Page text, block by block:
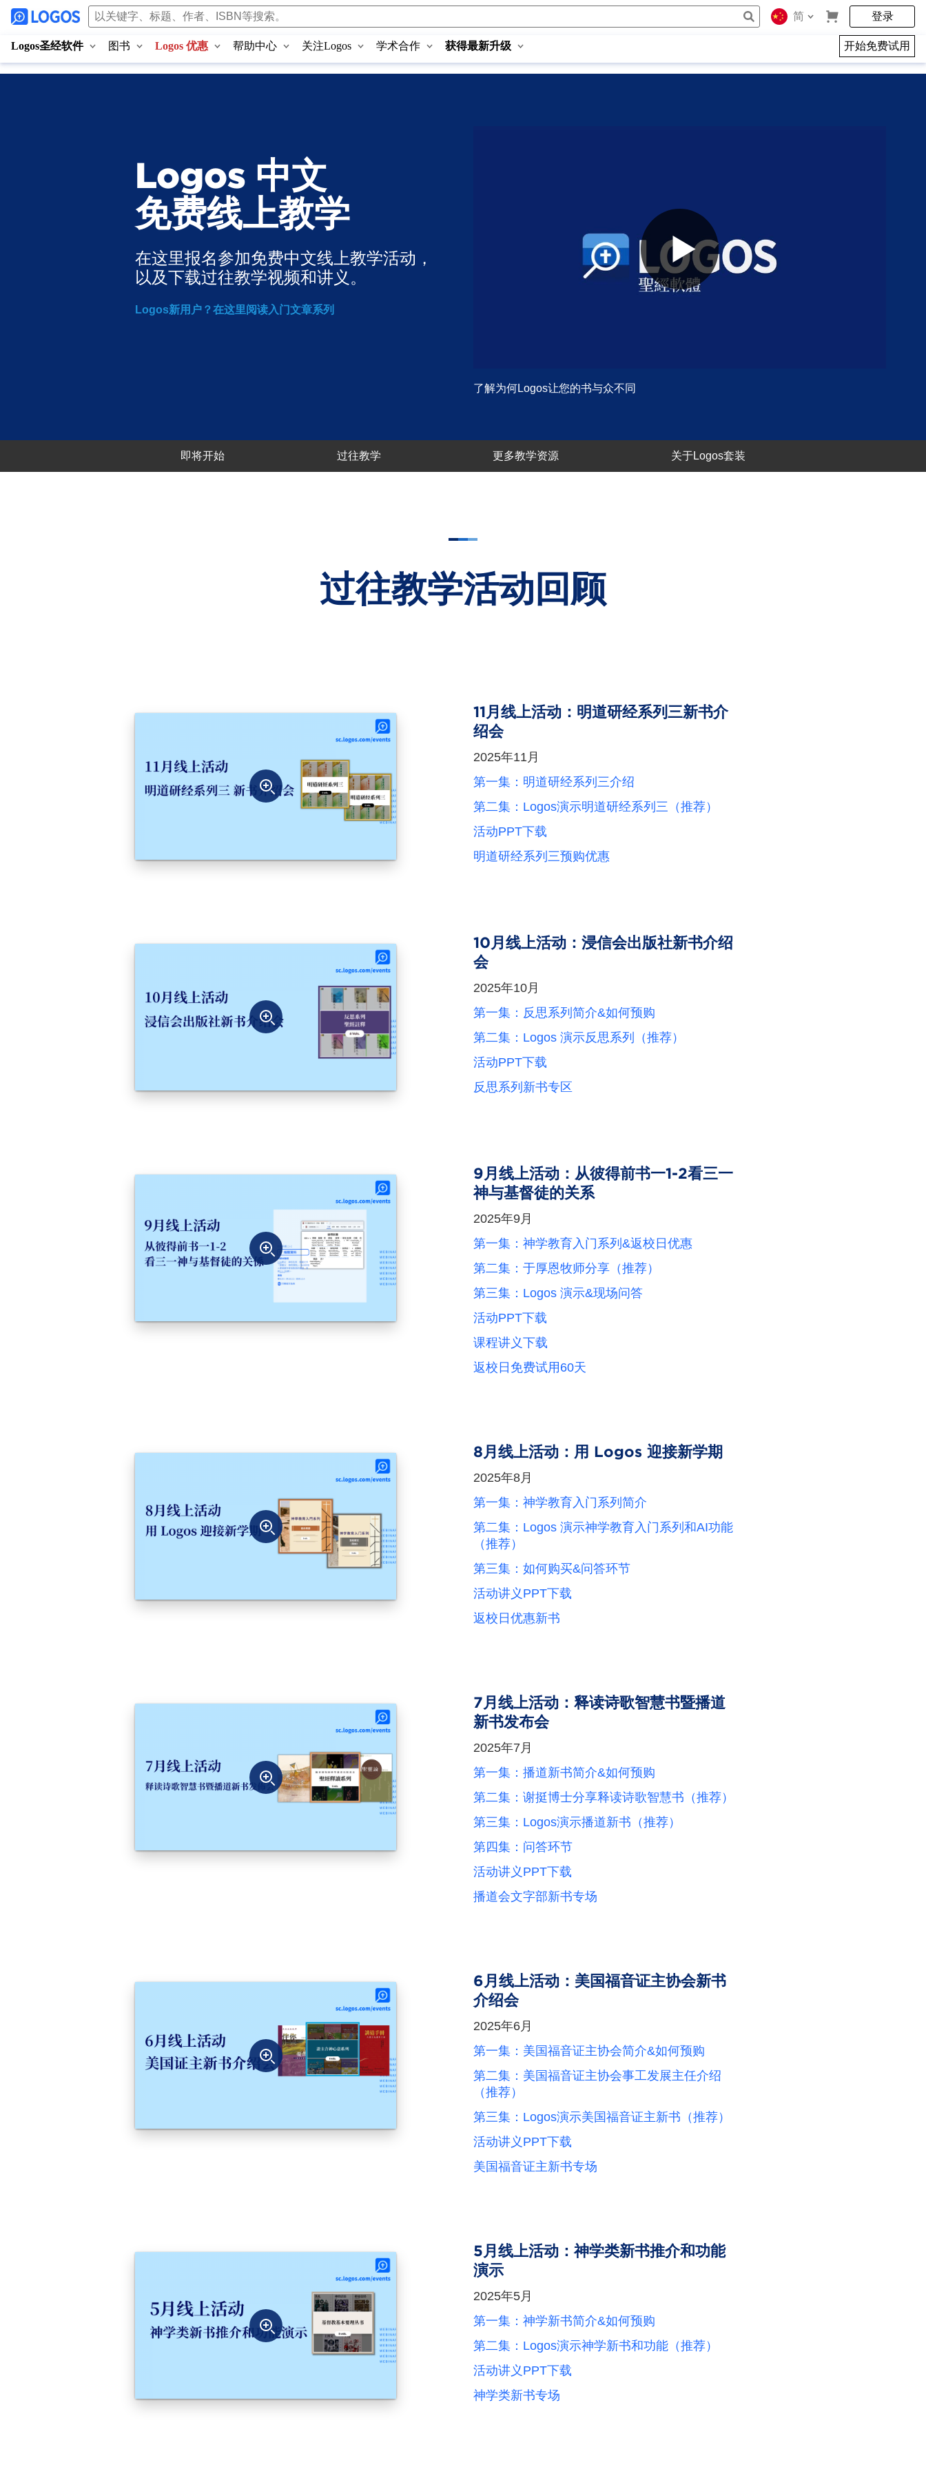
简 登录
Logos圣经软件 图书 Logos 优惠 帮助中心 关注Logos 学术合作 获得最新升级 开始免费试用
Logos 中文
免费线上教学
在这里报名参加免费中文线上教学活动，
以及下载过往教学视频和讲义。
Logos新用户？在这里阅读入门文章系列
了解为何Logos让您的书与众不同
即将开始 过往教学 更多教学资源 关于Logos套装
过往教学活动回顾
11月线上活动：明道研经系列三新书介
绍会
2025年11月
第一集：明道研经系列三介绍
第二集：Logos演示明道研经系列三（推荐）
活动PPT下载
明道研经系列三预购优惠
10月线上活动：浸信会出版社新书介绍
会
2025年10月
第一集：反思系列简介&如何预购
第二集：Logos 演示反思系列（推荐）
活动PPT下载
反思系列新书专区
9月线上活动：从彼得前书一1-2看三一
神与基督徒的关系
2025年9月
第一集：神学教育入门系列&返校日优惠
第二集：于厚恩牧师分享（推荐）
第三集：Logos 演示&现场问答
活动PPT下载
课程讲义下载
返校日免费试用60天
8月线上活动：用 Logos 迎接新学期
2025年8月
第一集：神学教育入门系列简介
第二集：Logos 演示神学教育入门系列和AI功能
（推荐）
第三集：如何购买&问答环节
活动讲义PPT下载
返校日优惠新书
7月线上活动：释读诗歌智慧书暨播道
新书发布会
2025年7月
第一集：播道新书简介&如何预购
第二集：谢挺博士分享释读诗歌智慧书（推荐）
第三集：Logos演示播道新书（推荐）
第四集：问答环节
活动讲义PPT下载
播道会文字部新书专场
6月线上活动：美国福音证主协会新书
介绍会
2025年6月
第一集：美国福音证主协会简介&如何预购
第二集：美国福音证主协会事工发展主任介绍
（推荐）
第三集：Logos演示美国福音证主新书（推荐）
活动讲义PPT下载
美国福音证主新书专场
5月线上活动：神学类新书推介和功能
演示
2025年5月
第一集：神学新书简介&如何预购
第二集：Logos演示神学新书和功能（推荐）
活动讲义PPT下载
神学类新书专场